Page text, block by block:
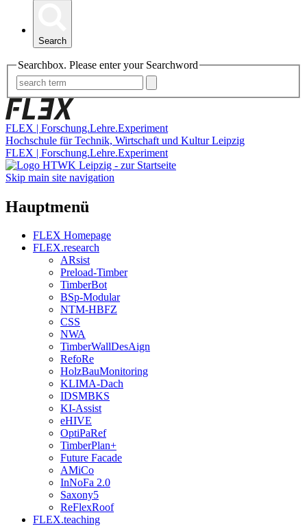
Search
Searchbox. Please enter your Searchword
FLEX | Forschung.Lehre.Experiment
Hochschule für Technik, Wirtschaft und Kultur Leipzig
FLEX | Forschung.Lehre.Experiment
Skip main site navigation
Hauptmenü
FLEX Homepage
FLEX.research
ARsist
Preload-Timber
TimberBot
BSp-Modular
NTM-HBFZ
CSS
NWA
TimberWallDesAign
RefoRe
HolzBauMonitoring
KLIMA-Dach
IDSMBKS
KI-Assist
eHIVE
OptiPaRef
TimberPlan+
Future Facade
AMiCo
InNoFa 2.0
Saxony5
ReFlexRoof
FLEX.teaching